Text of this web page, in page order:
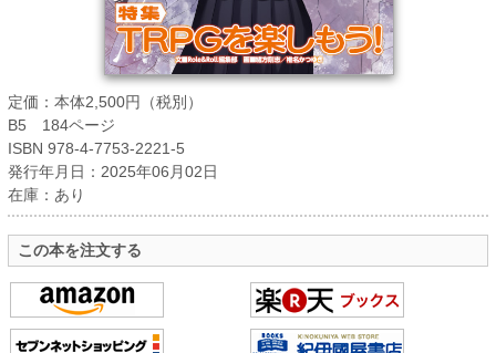
定価：本体2,500円（税別）
B5 184ページ
ISBN 978-4-7753-2221-5
発行年月日：2025年06月02日
在庫：あり
この本を注文する